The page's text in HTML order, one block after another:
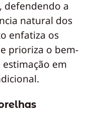
defendendo a
natural dos
enfatiza os
prioriza o bem-
em